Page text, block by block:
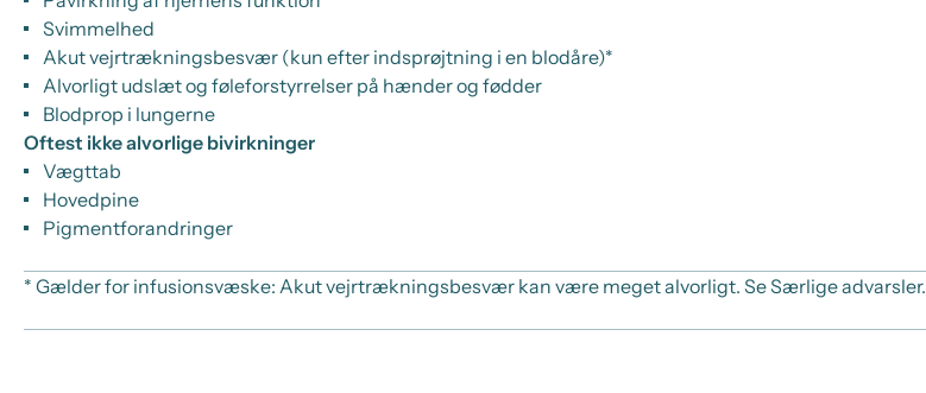
Svimmelhed
Akut vejrtrækningsbesvær (kun efter indsprøjtning i en blodåre)*
Alvorligt udslæt og føleforstyrrelser på hænder og fødder
Blodprop i lungerne
Oftest ikke alvorlige bivirkninger
Vægttab
Hovedpine
Pigmentforandringer
* Gælder for infusionsvæske: Akut vejrtrækningsbesvær kan være meget alvorligt. Se Særlige advarsler.